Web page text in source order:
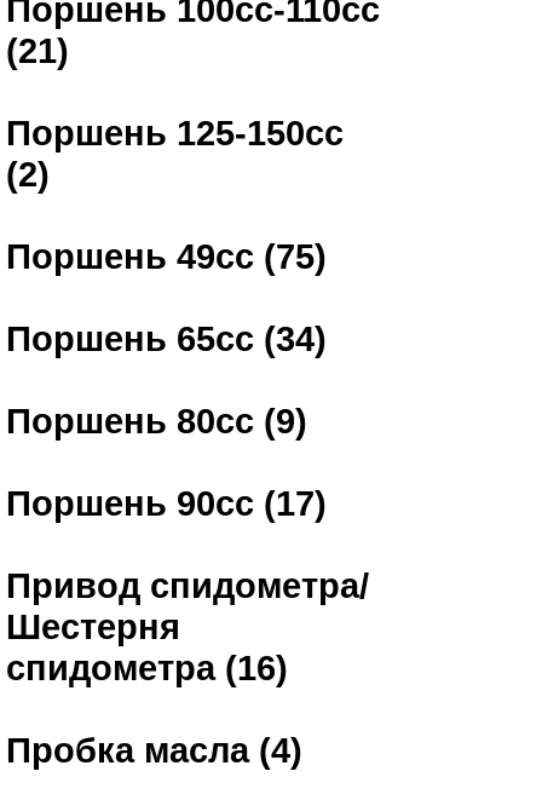
Поршень 100сс-110сс
(21)
Поршень 125-150сс
(2)
Поршень 49сс (75)
Поршень 65сс (34)
Поршень 80сс (9)
Поршень 90сс (17)
Привод спидометра/
Шестерня
спидометра (16)
Пробка масла (4)